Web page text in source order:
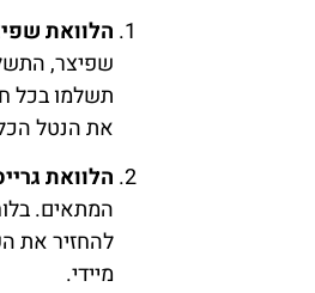
הלוואת
שפיצר,
תשלמו בכל
את הנטל
הלוואת
המתאים.
להחזיר את
מיידי.